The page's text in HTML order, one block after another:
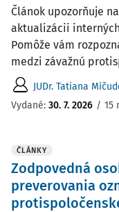
Článok upozorňuje
aktualizácii
Pomôže vám
medzi závažnú
JUDr. Tatiana
Vydané: 30. 7. 2026 / 15
ČLÁNKY
Zodpovedná
preverovania